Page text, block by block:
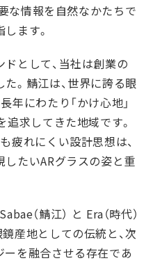
な情報を自然なかたちで
ます。
として、当社は創業の
。鯖江は、世界に誇る眼
年にわたり「かけ心地」
追求してきた地域です。
疲れにくい設計思想は、
したいARグラスの姿と重
Sabae（鯖江） と Era（時代）
産地としての伝統と、次
を融合させる存在であ